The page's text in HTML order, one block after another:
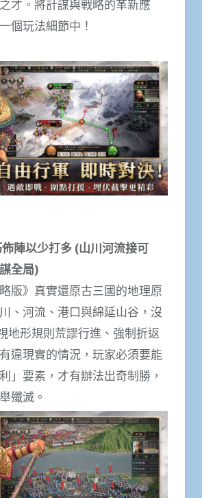
才。將計謀與戰略的革新應
個玩法細節中！
陣以少打多 (山川河流接可
全局)
版》真實還原古三國的地理原
、河流、港口與綿延山谷，沒
地形規則荒謬行進、強制折返
違現實的情況，玩家必須要能
」要素，才有辦法出奇制勝，
殲滅。